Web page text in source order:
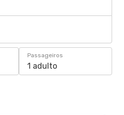
Passageiros
1 adulto